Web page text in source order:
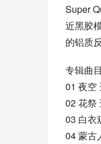
Super
近黑胶
的铝质
专辑曲
01 夜空
02 花祭
03 白衣
04 蒙古